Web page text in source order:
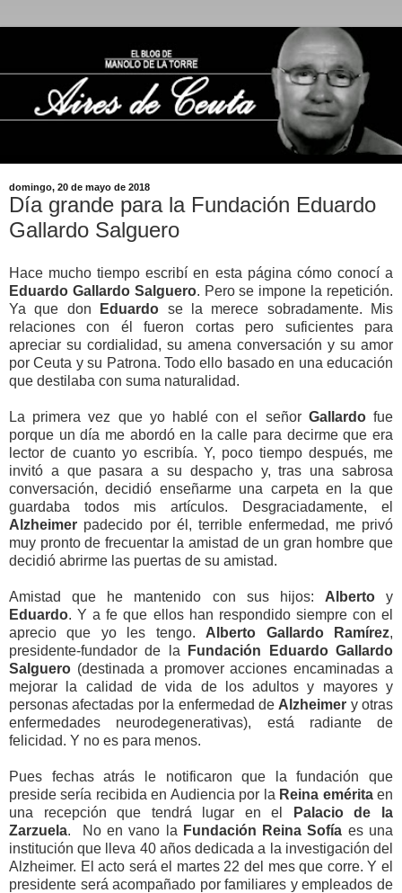
domingo, 20 de mayo de 2018
Día grande para la Fundación Eduardo
Gallardo Salguero
Hace mucho tiempo escribí en esta página cómo conocí a
Eduardo Gallardo Salguero. Pero se impone la repetición.
Ya que don
Eduardo se la merece sobradamente. Mis
relaciones con él fueron cortas pero suficientes para
apreciar su cordialidad, su amena conversación y su amor
por Ceuta y su Patrona. Todo ello basado en una educación
que destilaba con suma naturalidad.
La primera vez que yo hablé con el señor Gallardofue
porque un día me abordó en la calle para decirme que era
lector de cuanto yo escribía. Y, poco tiempo después, me
invitó a que pasara a su despacho y, tras una sabrosa
conversación, decidió enseñarme una carpeta en la que
guardaba todos mis artículos. Desgraciadamente, el
Alzheimer padecido por él, terrible enfermedad, me privó
muy pronto de frecuentar la amistad de un gran hombre que
decidió abrirme las puertas de su amistad.
Amistad que he mantenido con sus hijos: Albertoy
Eduardo. Y a fe que ellos han respondido siempre con el
aprecio que yo les tengo. Alberto Gallardo Ramírez,
presidente-fundador de la
Fundación Eduardo Gallardo
Salguero (destinada a promover acciones encaminadas a
mejorar la calidad de vida de los adultos y mayores y
personas afectadas por la enfermedad de Alzheimer y otras
enfermedades neurodegenerativas), está radiante de
felicidad. Y no es para menos.
Pues fechas atrás le notificaron que la fundación que
preside sería recibida en Audiencia por la Reina eméritaen
una recepción que tendrá lugar en el
Palacio de la
Zarzuela. No en vano la Fundación Reina Sofía es una
institución que lleva 40 años dedicada a la investigación del
Alzheimer. El acto será el martes 22 del mes que corre. Y el
presidente será acompañado por familiares y empleados de